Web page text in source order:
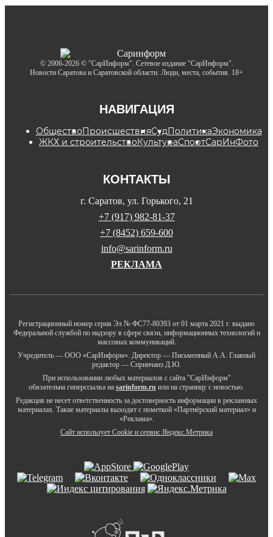
© 2006-2026 © "СарИнформ". Сетевое издание "СарИнформ".
Новости Саратова и Саратовской области. Люди, места, события. 18+
НАВИГАЦИЯ
ОбществоПроисшествияСудПолитикаЭкономика
ЖКХ и строительствоКультураСпортСарИнФото
КОНТАКТЫ
г. Саратов, ул. Горького, 21
+7 (917) 982-81-37
+7 (8452) 659-600
info@sarinform.ru
РЕКЛАМА
Регистрационный номер серия Эл № ФС77-80393 от 01 марта 2021 г. выдано
Федеральной службой по надзору в сфере связи, информационных технологий и
массовых коммуникаций.
Учредитель — ООО «СарИнформ». Директор — Письменный А.А. Главный
редактор — Спринчанэ Д.Ю.
При использовании любых материалов с сайта "СарИнформ"
обязательна гиперссылка на sarinform.ru или на страницу с новостью.
Редакция не несет ответственность за достоверность информации в рекламных
материалах. Такие материалы выходят с пометкой «Партнёрский материал» и
«Реклама».
Сайт использует Cookie и сервиc Яндекс.Метрика